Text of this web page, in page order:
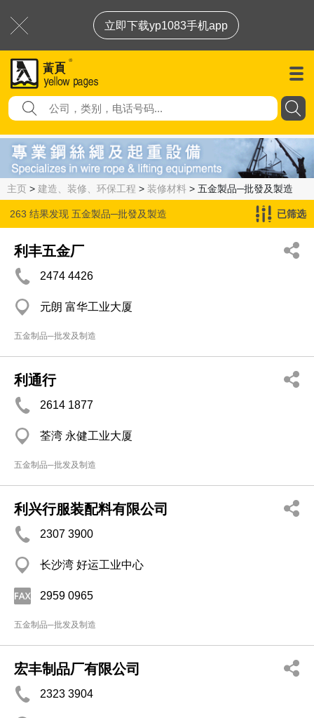
立即下载yp1083手机app
主页 > 建造、装修、环保工程 > 装修材料 > 五金製品─批發及製造
263 结果发现 五金製品─批發及製造 已筛选
利丰五金厂
2474 4426
元朗 富华工业大厦
五金制品─批发及制造
利通行
2614 1877
荃湾 永健工业大厦
五金制品─批发及制造
利兴行服装配料有限公司
2307 3900
长沙湾 好运工业中心
2959 0965
五金制品─批发及制造
宏丰制品厂有限公司
2323 3904